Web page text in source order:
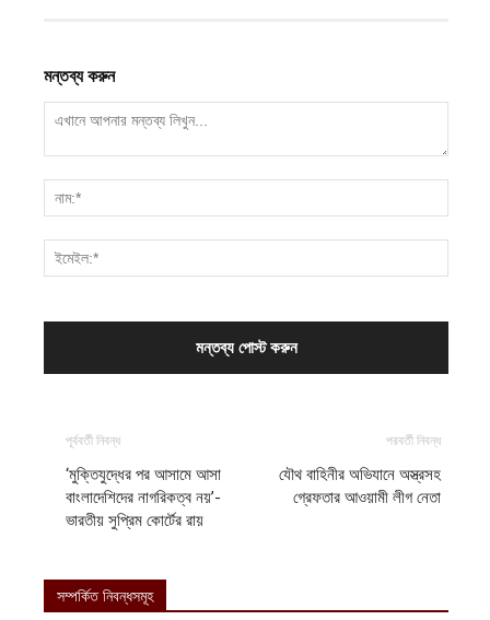
মন্তব্য করুন
পূর্ববর্তী নিবন্ধ
‘মুক্তিযুদ্ধের পর আসামে আসা
বাংলাদেশিদের নাগরিকত্ব নয়’-
ভারতীয় সুপ্রিম কোর্টের রায়
পরবর্তী নিবন্ধ
যৌথ বাহিনীর অভিযানে অস্ত্রসহ
গ্রেফতার আওয়ামী লীগ নেতা
সম্পর্কিত নিবন্ধসমূহ